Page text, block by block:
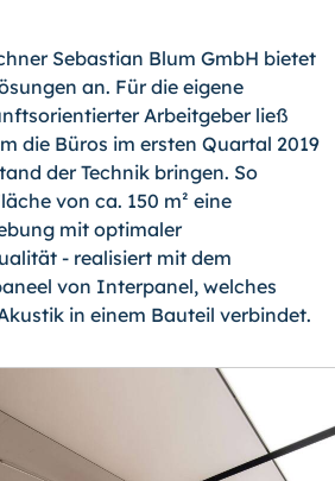
Sebastian Blum GmbH bietet
an. Für die eigene
Arbeitgeber ließ
die Büros im ersten Quartal 2019
der Technik bringen. So
von ca. 150 m² eine
mit optimaler
- realisiert mit dem
von Interpanel, welches
in einem Bauteil verbindet.